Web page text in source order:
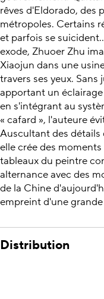
rêves d'Eldorado, des
métropoles. Certains
et parfois se
exode, Zhuoer Zhu
Xiaojun dans une
travers ses yeux.
apportant un
en s'intégrant au
« cafard », l'auteure
Auscultant des détails
elle crée des
tableaux du peintre
alternance avec des
de la Chine
empreint d'une
Distribution